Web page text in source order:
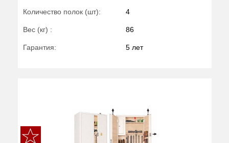
Количество полок (шт): 4
Вес (кг) : 86
Гарантия: 5 лет